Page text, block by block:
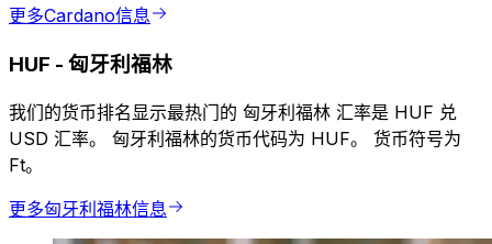
更多Cardano信息
HUF - 匈牙利福林
我们的货币排名显示最热门的 匈牙利福林 汇率是 HUF 兑
USD 汇率。 匈牙利福林的货币代码为 HUF。 货币符号为
Ft。
更多匈牙利福林信息